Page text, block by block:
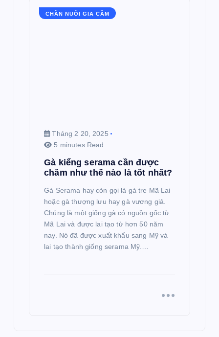
CHĂN NUÔI GIA CẦM
Tháng 2 20, 2025
5 minutes Read
Gà kiểng serama cần được
chăm như thế nào là tốt nhất?
Gà Serama hay còn gọi là gà tre Mã Lai
hoặc gà thượng lưu hay gà vương giả.
Chúng là một giống gà có nguồn gốc từ
Mã Lai và được lai tạo từ hơn 50 năm
nay. Nó đã được xuất khẩu sang Mỹ và
lai tạo thành giống serama Mỹ.…